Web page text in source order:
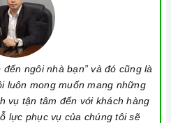
ngôi nhà bạn” và đó cũng là
luôn mong muốn mang những
vụ tận tâm đến với khách hàng
lực phục vụ của chúng tôi sẽ